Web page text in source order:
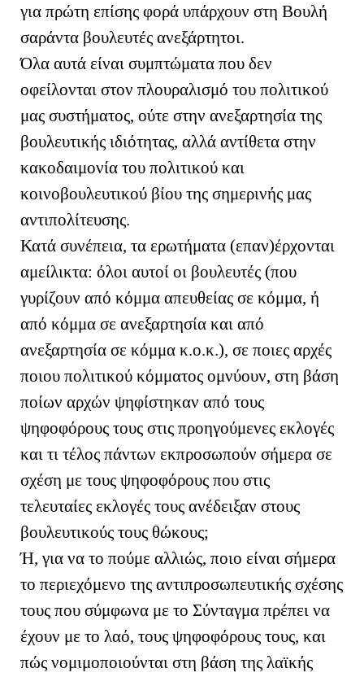
για πρώτη επίσης φορά υπάρχουν στη Βουλή
σαράντα βουλευτές ανεξάρτητοι.
Όλα αυτά είναι συμπτώματα που δεν
οφείλονται στον πλουραλισμό του πολιτικού
μας συστήματος, ούτε στην ανεξαρτησία της
βουλευτικής ιδιότητας, αλλά αντίθετα στην
κακοδαιμονία του πολιτικού και
κοινοβουλευτικού βίου της σημερινής μας
αντιπολίτευσης.
Κατά συνέπεια, τα ερωτήματα (επαν)έρχονται
αμείλικτα: όλοι αυτοί οι βουλευτές (που
γυρίζουν από κόμμα απευθείας σε κόμμα, ή
από κόμμα σε ανεξαρτησία και από
ανεξαρτησία σε κόμμα κ.ο.κ.), σε ποιες αρχές
ποιου πολιτικού κόμματος ομνύουν, στη βάση
ποίων αρχών ψηφίστηκαν από τους
ψηφοφόρους τους στις προηγούμενες εκλογές
και τι τέλος πάντων εκπροσωπούν σήμερα σε
σχέση με τους ψηφοφόρους που στις
τελευταίες εκλογές τους ανέδειξαν στους
βουλευτικούς τους θώκους;
Ή, για να το πούμε αλλιώς, ποιο είναι σήμερα
το περιεχόμενο της αντιπροσωπευτικής σχέσης
τους που σύμφωνα με το Σύνταγμα πρέπει να
έχουν με το λαό, τους ψηφοφόρους τους, και
πώς νομιμοποιούνται στη βάση της λαϊκής